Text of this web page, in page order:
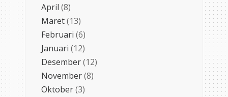
April (8)
Maret(13)
Februari (6)
Januari (12)
Desember(12)
November(8)
Oktober(3)